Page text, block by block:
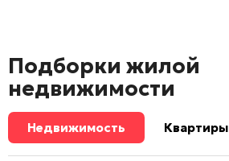
Подборки жилой
недвижимости
Недвижимость Квартиры